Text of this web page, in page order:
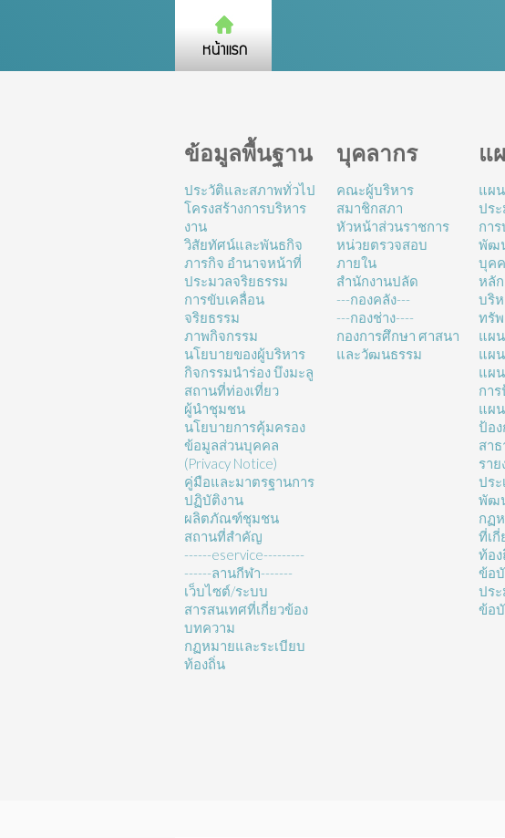
ข้อมูลพื้นฐาน
ประวัติและสภาพทั่วไป
โครงสร้างการบริหาร
งาน
วิสัยทัศน์และพันธกิจ
ภารกิจ อำนาจหน้าที่
ประมวลจริยธรรม
การขับเคลื่อน
จริยธรรม
ภาพกิจกรรม
นโยบายของผู้บริหาร
กิจกรรมนำร่อง บึงมะลู
สถานที่ท่องเที่ยว
ผู้นำชุมชน
นโยบายการคุ้มครอง
ข้อมูลส่วนบุคคล
(Privacy Notice)
คู่มือและมาตรฐานการ
ปฏิบัติงาน
ผลิตภัณฑ์ชุมชน
สถานที่สำคัญ
------eservice---------
------ลานกีฬา-------
เว็บไซต์/ระบบ
สารสนเทศที่เกี่ยวข้อง
บทความ
กฏหมายและระเบียบ
ท้องถิ่น
บุคลากร
คณะผู้บริหาร
สมาชิกสภา
หัวหน้าส่วนราชการ
หน่วยตรวจสอบ
ภายใน
สำนักงานปลัด
---กองคลัง---
---กองช่าง----
กองการศึกษา ศาสนา
และวัฒนธรรม
แ
แผ
ปร
กา
พัฒ
บุค
หลั
บริ
ทรั
แผ
แผ
แผ
กา
แผ
ป้อ
สา
รา
ปร
พัฒ
กฏ
ที่เ
ท้อ
ข้อ
ปร
ข้อ